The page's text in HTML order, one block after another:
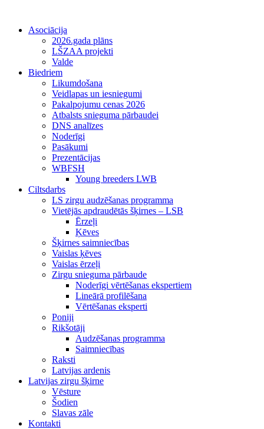
Asociācija
2026.gada plāns
LŠZAA projekti
Valde
Biedriem
Likumdošana
Veidlapas un iesniegumi
Pakalpojumu cenas 2026
Atbalsts snieguma pārbaudei
DNS analīzes
Noderīgi
Pasākumi
Prezentācijas
WBFSH
Young breeders LWB
Ciltsdarbs
LS zirgu audzēšanas programma
Vietējās apdraudētās šķirnes – LSB
Ērzeļi
Ķēves
Šķirnes saimniecības
Vaislas ķēves
Vaislas ērzeļi
Zirgu snieguma pārbaude
Noderīgi vērtēšanas ekspertiem
Lineārā profilēšana
Vērtēšanas eksperti
Poniji
Rikšotāji
Audzēšanas programma
Saimniecības
Raksti
Latvijas ardenis
Latvijas zirgu šķirne
Vēsture
Šodien
Slavas zāle
Kontakti